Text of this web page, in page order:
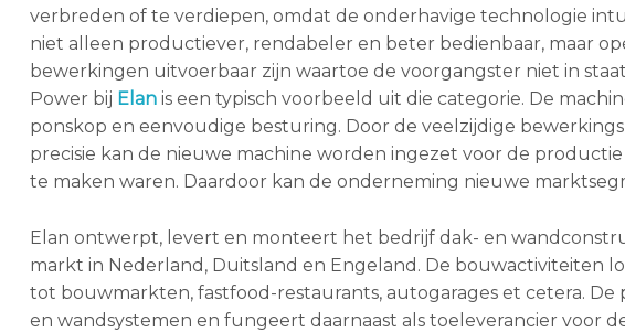
verbreden of te verdiepen, omdat de onderhavige technologie
niet alleen productiever, rendabeler en beter bedienbaar, maar
bewerkingen uitvoerbaar zijn waartoe de voorgangster niet in
Power bij Elanis een typisch voorbeeld uit die categorie. De
ponskop en eenvoudige besturing. Door de veelzijdige
precisie kan de nieuwe machine worden ingezet voor de
te maken waren. Daardoor kan de onderneming nieuwe
Elan ontwerpt, levert en monteert het bedrijf dak- en
markt in Nederland, Duitsland en Engeland. De bouwactiviteiten
tot bouwmarkten, fastfood-restaurants, autogarages et cetera.
en wandsystemen en fungeert daarnaast als toeleverancier voor